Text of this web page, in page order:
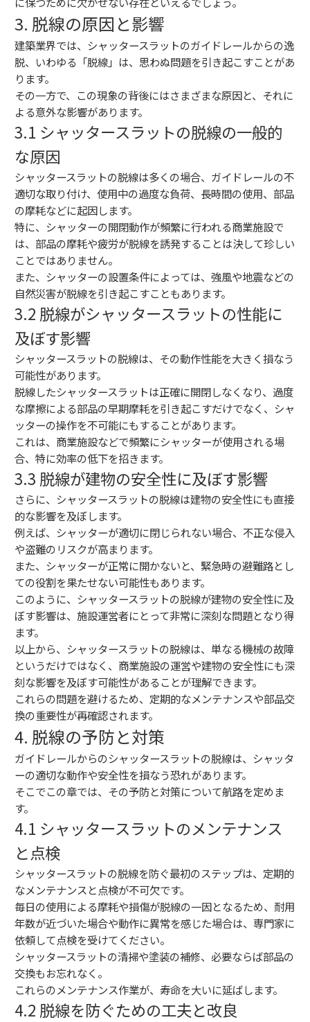
3. 脱線の原因と影響
建築業界では、シャッタースラットのガイドレールからの逸
脱、いわゆる「脱線」は、思わぬ問題を引き起こすことがあ
ります。
その一方で、この現象の背後にはさまざまな原因と、それに
よる意外な影響があります。
3.1 シャッタースラットの脱線の一般的
な原因
シャッタースラットの脱線は多くの場合、ガイドレールの不
適切な取り付け、使用中の過度な負荷、長時間の使用、部品
の摩耗などに起因します。
特に、シャッターの開閉動作が頻繁に行われる商業施設で
は、部品の摩耗や疲労が脱線を誘発することは決して珍しい
ことではありません。
また、シャッターの設置条件によっては、強風や地震などの
自然災害が脱線を引き起こすこともあります。
3.2 脱線がシャッタースラットの性能に
及ぼす影響
シャッタースラットの脱線は、その動作性能を大きく損なう
可能性があります。
脱線したシャッタースラットは正確に開閉しなくなり、過度
な摩擦による部品の早期摩耗を引き起こすだけでなく、シャ
ッターの操作を不可能にもすることがあります。
これは、商業施設などで頻繁にシャッターが使用される場
合、特に効率の低下を招きます。
3.3 脱線が建物の安全性に及ぼす影響
さらに、シャッタースラットの脱線は建物の安全性にも直接
的な影響を及ぼします。
例えば、シャッターが適切に閉じられない場合、不正な侵入
や盗難のリスクが高まります。
また、シャッターが正常に開かないと、緊急時の避難路とし
ての役割を果たせない可能性もあります。
このように、シャッタースラットの脱線が建物の安全性に及
ぼす影響は、施設運営者にとって非常に深刻な問題となり得
ます。
以上から、シャッタースラットの脱線は、単なる機械の故障
というだけではなく、商業施設の運営や建物の安全性にも深
刻な影響を及ぼす可能性があることが理解できます。
これらの問題を避けるため、定期的なメンテナンスや部品交
換の重要性が再確認されます。
4. 脱線の予防と対策
ガイドレールからのシャッタースラットの脱線は、シャッタ
ーの適切な動作や安全性を損なう恐れがあります。
そこでこの章では、その予防と対策について航路を定めま
す。
4.1 シャッタースラットのメンテナンス
と点検
シャッタースラットの脱線を防ぐ最初のステップは、定期的
なメンテナンスと点検が不可欠です。
毎日の使用による摩耗や損傷が脱線の一因となるため、耐用
年数が近づいた場合や動作に異常を感じた場合は、専門家に
依頼して点検を受けてください。
シャッタースラットの清掃や塗装の補修、必要ならば部品の
交換もお忘れなく。
これらのメンテナンス作業が、寿命を大いに延ばします。
4.2 脱線を防ぐための工夫と改良